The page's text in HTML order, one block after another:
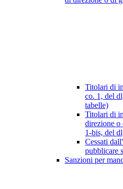
Titolari di
co. 1, del
tabelle)
Titolari di
direzione o
1-bis, del
Cessati
pubblicare
Sanzioni per